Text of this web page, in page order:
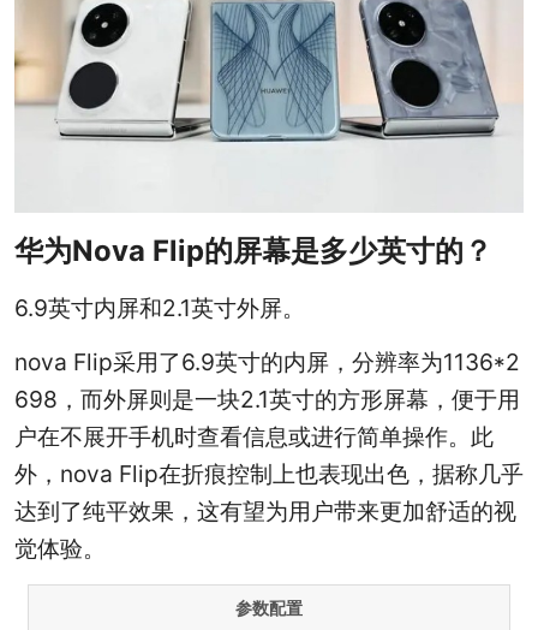
华为Nova Flip的屏幕是多少英寸的？
6.9英寸内屏和2.1英寸外屏。
nova Flip采用了6.9英寸的内屏，分辨率为1136*2
698，而外屏则是一块2.1英寸的方形屏幕，便于用
户在不展开手机时查看信息或进行简单操作。此
外，nova Flip在折痕控制上也表现出色，据称几乎
达到了纯平效果，这有望为用户带来更加舒适的视
觉体验。
参数配置